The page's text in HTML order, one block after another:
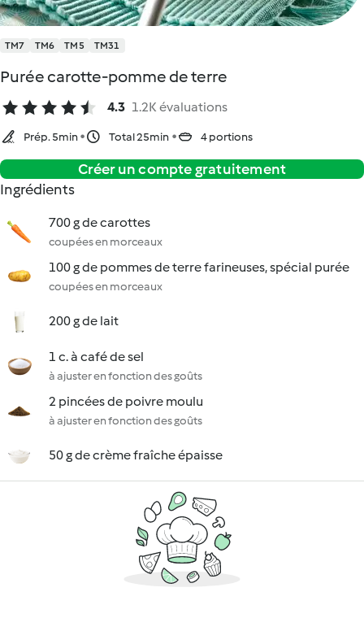
TM7 TM6 TM5 TM31
Purée carotte-pomme de terre
4.3 1.2K évaluations
Prép. 5min Total 25min 4 portions
Créer un compte gratuitement
Ingrédients
700 g de carottes
coupées en morceaux
100 g de pommes de terre farineuses, spécial purée
coupées en morceaux
200 g de lait
1 c. à café de sel
à ajuster en fonction des goûts
2 pincées de poivre moulu
à ajuster en fonction des goûts
50 g de crème fraîche épaisse